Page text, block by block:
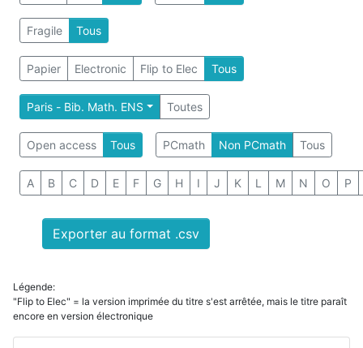
Fragile Tous
Papier Electronic Flip to Elec Tous
Paris - Bib. Math. ENS Toutes
Open access Tous PCmath Non PCmath Tous
A B C D E F G H I J K L M N O P
Exporter au format .csv
Légende:
"Flip to Elec" = la version imprimée du titre s'est arrêtée, mais le titre paraît
encore en version électronique